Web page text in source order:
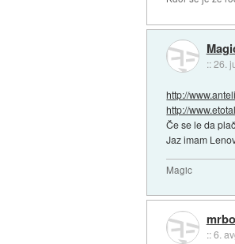
::26.
http://
http://
Če se le da
Jaz imam
Magic
::6.